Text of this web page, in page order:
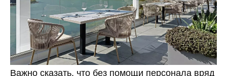
Важно сказать, что без помощи персонала вряд